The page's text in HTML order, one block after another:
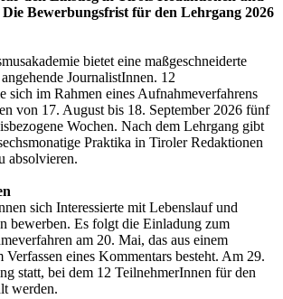
Die Bewerbungsfrist für den Lehrgang 2026
bietet eine maßgeschneiderte
JournalistInnen. 12
sich im Rahmen eines Aufnahmeverfahrens
von 17. August bis 18. September 2026 fünf
Wochen. Nach dem Lehrgang gibt
Praktika in Tiroler Redaktionen
absolvieren.
sich Interessierte mit Lebenslauf und
bewerben. Es folgt die Einladung zum
am 20. Mai, das aus einem
Verfassen eines Kommentars besteht. Am 29.
statt, bei dem 12 TeilnehmerInnen für den
werden.